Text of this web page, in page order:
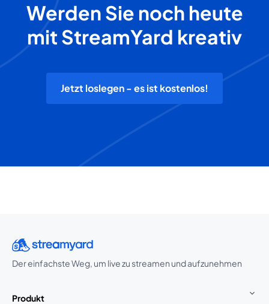
Werden Sie noch heute
mit StreamYard kreativ
Jetzt loslegen - es ist kostenlos!
Der einfachste Weg, um live zu streamen und aufzunehmen
Produkt